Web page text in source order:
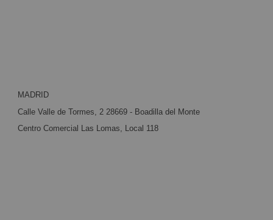
MADRID
Calle Valle de Tormes, 2 28669 - Boadilla del Monte
Centro Comercial Las Lomas, Local 118